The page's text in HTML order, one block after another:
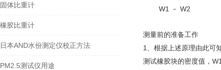
固体比重计
橡胶比重计
日本AND水份测定仪校正方法
PM2.5测试仪用途
W1
－ W2
测量前的准备工作
1 、 根据上述原理由此可
测试橡胶块的密度值，